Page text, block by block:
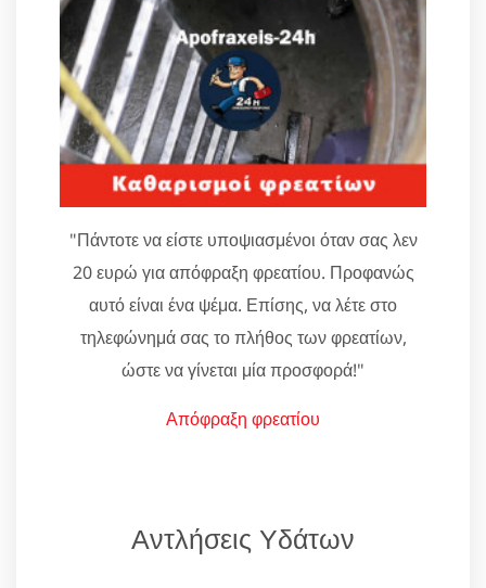
"Πάντοτε να είστε υποψιασμένοι όταν σας λεν
20 ευρώ για απόφραξη φρεατίου. Προφανώς
αυτό είναι ένα ψέμα. Επίσης, να λέτε στο
τηλεφώνημά σας το πλήθος των φρεατίων,
ώστε να γίνεται μία προσφορά!"
Απόφραξη φρεατίου
Αντλήσεις Υδάτων